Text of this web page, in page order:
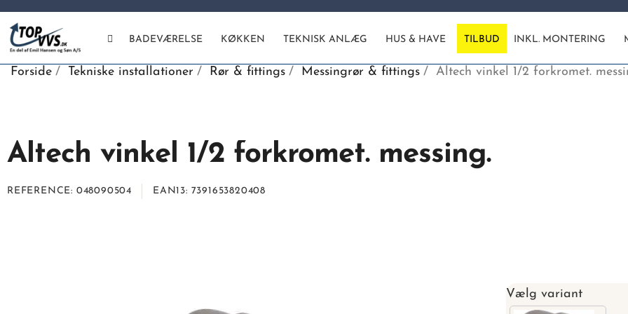
BADEVÆRELSE KØKKEN TEKNISK ANLÆG HUS & HAVE TILBUD INKL. MONTERING
Forside Tekniske installationer Rør & fittings Messingrør & fittings Altech vinkel 1/2 forkromet.
Altech vinkel 1/2 forkromet. messing.
REFERENCE 048090504 EAN13 7391653820408
Vælg variant